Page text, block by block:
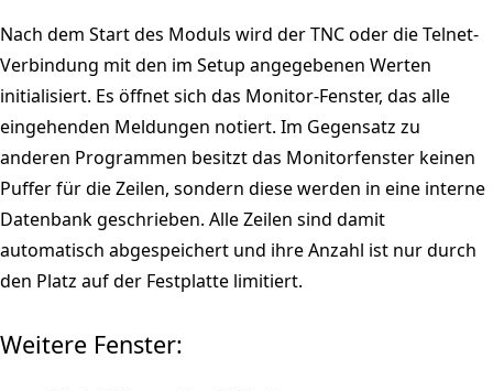
Nach dem Start des Moduls wird der TNC oder die Telnet-
Verbindung mit den im Setup angegebenen Werten
initialisiert. Es öffnet sich das Monitor-Fenster, das alle
eingehenden Meldungen notiert. Im Gegensatz zu
anderen Programmen besitzt das Monitorfenster keinen
Puffer für die Zeilen, sondern diese werden in eine interne
Datenbank geschrieben. Alle Zeilen sind damit
automatisch abgespeichert und ihre Anzahl ist nur durch
den Platz auf der Festplatte limitiert.
Weitere Fenster: